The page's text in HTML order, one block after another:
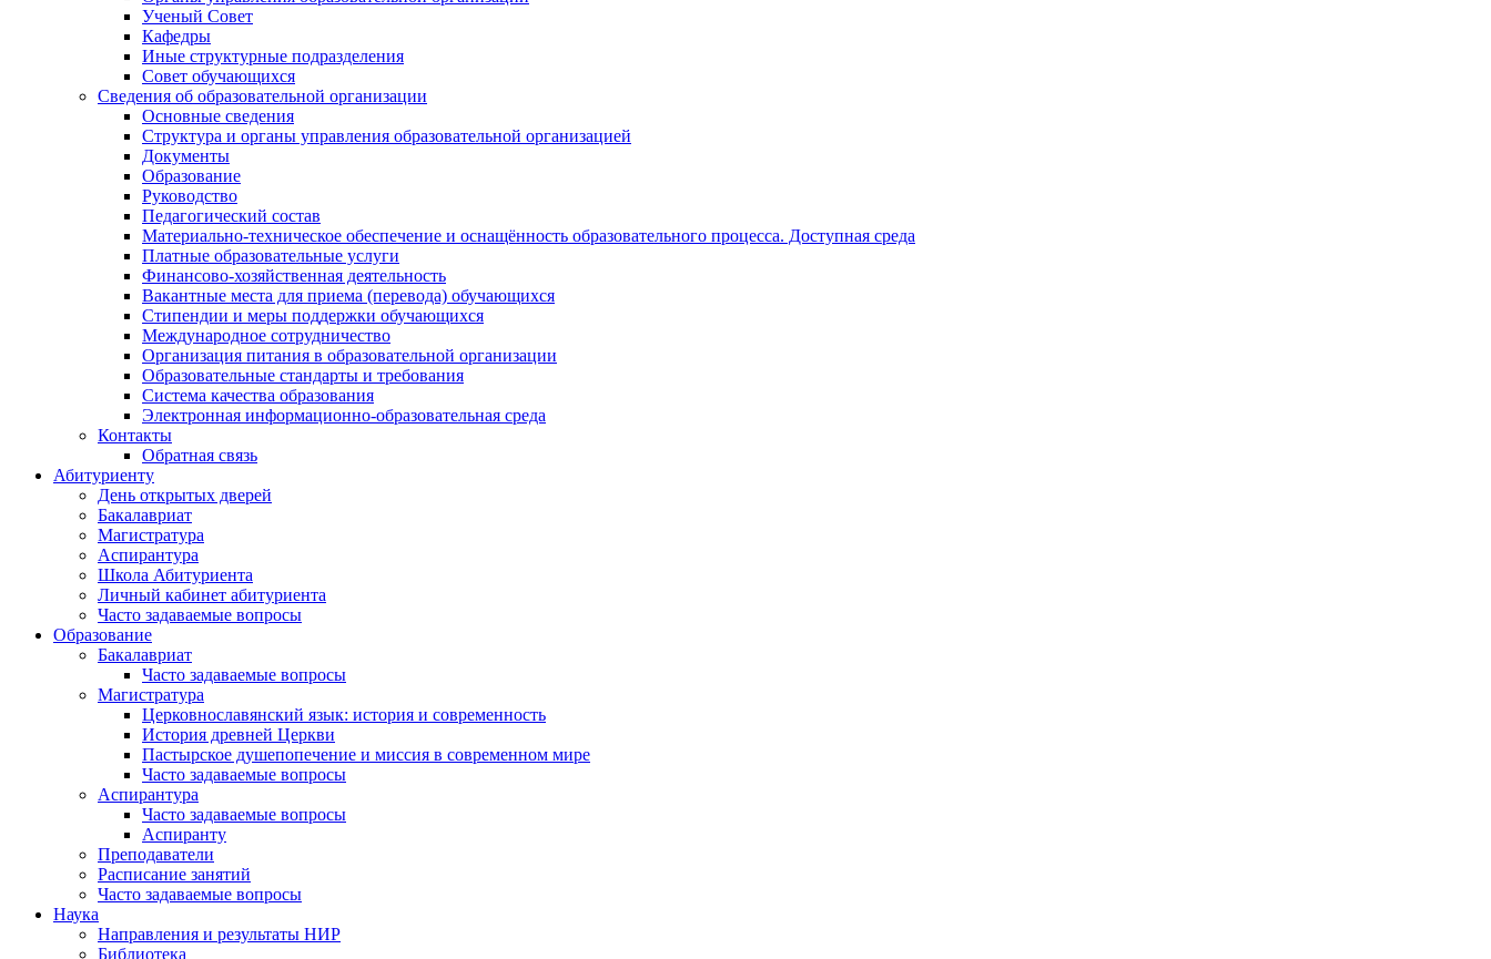
Ученый Совет
Кафедры
Иные структурные подразделения
Совет обучающихся
Сведения об образовательной организации
Основные сведения
Структура и органы управления образовательной организацией
Документы
Образование
Руководство
Педагогический состав
Материально-техническое обеспечение и оснащённость образовательного процесса. Доступная среда
Платные образовательные услуги
Финансово-хозяйственная деятельность
Вакантные места для приема (перевода) обучающихся
Стипендии и меры поддержки обучающихся
Международное сотрудничество
Организация питания в образовательной организации
Образовательные стандарты и требования
Система качества образования
Электронная информационно-образовательная среда
Контакты
Обратная связь
Абитуриенту
День открытых дверей
Бакалавриат
Магистратура
Аспирантура
Школа Абитуриента
Личный кабинет абитуриента
Часто задаваемые вопросы
Образование
Бакалавриат
Часто задаваемые вопросы
Магистратура
Церковнославянский язык: история и современность
История древней Церкви
Пастырское душепопечение и миссия в современном мире
Часто задаваемые вопросы
Аспирантура
Часто задаваемые вопросы
Аспиранту
Преподаватели
Расписание занятий
Часто задаваемые вопросы
Наука
Направления и результаты НИР
Библиотека